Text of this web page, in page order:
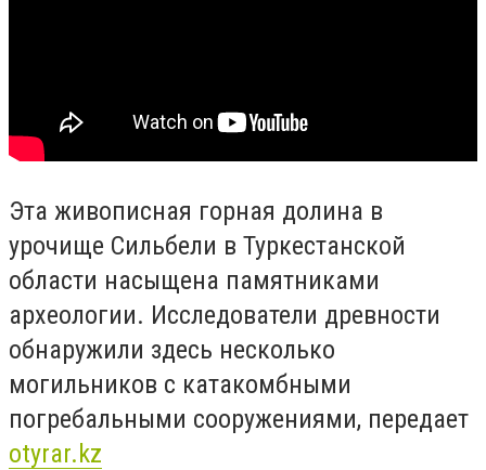
Эта живописная горная долина в
урочище Сильбели в Туркестанской
области насыщена памятниками
археологии. Исследователи древности
обнаружили здесь несколько
могильников с катакомбными
погребальными сооружениями, передает
otyrar.kz